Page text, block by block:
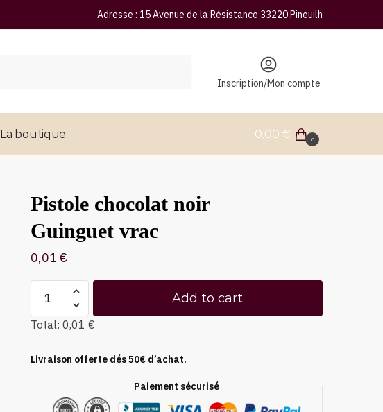
Adresse : 15 Avenue de la Résistance 33220 Pineuilh
Inscription/Mon compte
La boutique 0,00 € 0
Pistole chocolat noir
Guinguet vrac
0,01 €
Add to cart
Total: 0,01 €
Livraison offerte dés 50€ d’achat.
Paiement sécurisé